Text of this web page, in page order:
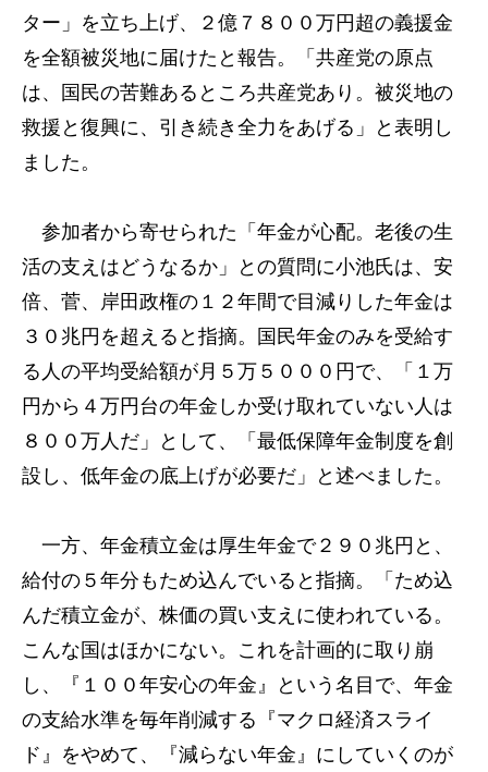
ター」を立ち上げ、２億７８００万円超の義援金
を全額被災地に届けたと報告。「共産党の原点
は、国民の苦難あるところ共産党あり。被災地の
救援と復興に、引き続き全力をあげる」と表明し
ました。
参加者から寄せられた「年金が心配。老後の生
活の支えはどうなるか」との質問に小池氏は、安
倍、菅、岸田政権の１２年間で目減りした年金は
３０兆円を超えると指摘。国民年金のみを受給す
る人の平均受給額が月５万５０００円で、「１万
円から４万円台の年金しか受け取れていない人は
８００万人だ」として、「最低保障年金制度を創
設し、低年金の底上げが必要だ」と述べました。
一方、年金積立金は厚生年金で２９０兆円と、
給付の５年分もため込んでいると指摘。「ため込
んだ積立金が、株価の買い支えに使われている。
こんな国はほかにない。これを計画的に取り崩
し、『１００年安心の年金』という名目で、年金
の支給水準を毎年削減する『マクロ経済スライ
ド』をやめて、『減らない年金』にしていくのが